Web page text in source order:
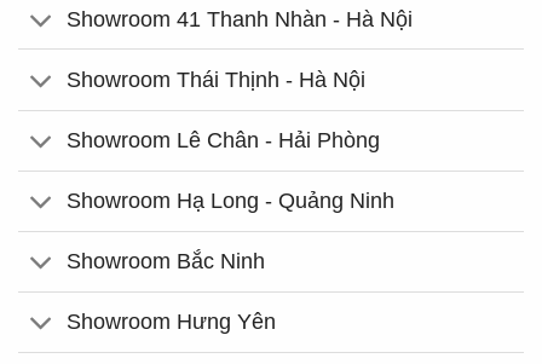
Showroom 41 Thanh Nhàn - Hà Nội
Showroom Thái Thịnh - Hà Nội
Showroom Lê Chân - Hải Phòng
Showroom Hạ Long - Quảng Ninh
Showroom Bắc Ninh
Showroom Hưng Yên